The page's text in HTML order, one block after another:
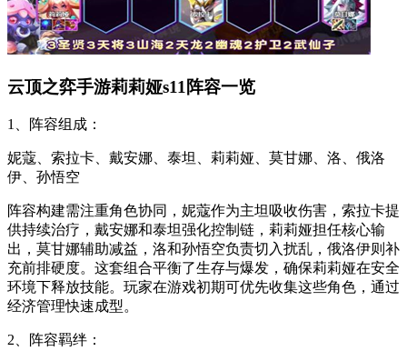
云顶之弈手游莉莉娅s11阵容一览
1、阵容组成：
妮蔻、索拉卡、戴安娜、泰坦、莉莉娅、莫甘娜、洛、俄洛
伊、孙悟空
阵容构建需注重角色协同，妮蔻作为主坦吸收伤害，索拉卡提
供持续治疗，戴安娜和泰坦强化控制链，莉莉娅担任核心输
出，莫甘娜辅助减益，洛和孙悟空负责切入扰乱，俄洛伊则补
充前排硬度。这套组合平衡了生存与爆发，确保莉莉娅在安全
环境下释放技能。玩家在游戏初期可优先收集这些角色，通过
经济管理快速成型。
2、阵容羁绊：